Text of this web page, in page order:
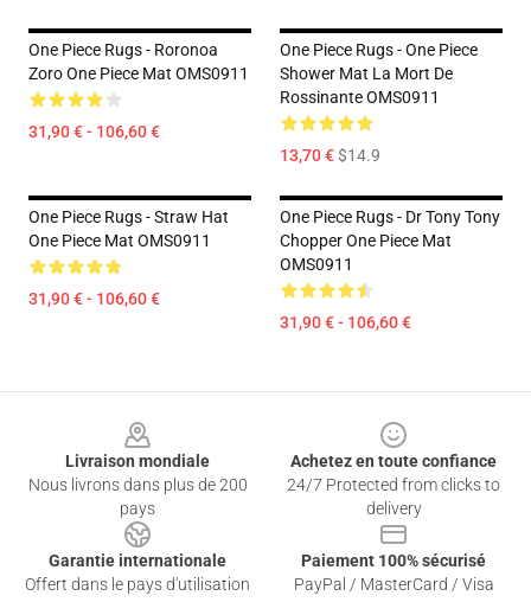
One Piece Rugs - Roronoa
Zoro One Piece Mat OMS0911
31,90 € - 106,60 €
One Piece Rugs - One Piece
Shower Mat La Mort De
Rossinante OMS0911
13,70 €$14.9
One Piece Rugs - Straw Hat
One Piece Mat OMS0911
31,90 € - 106,60 €
One Piece Rugs - Dr Tony Tony
Chopper One Piece Mat
OMS0911
31,90 € - 106,60 €
Livraison mondiale
Nous livrons dans plus de 200
pays
Achetez en toute confiance
24/7 Protected from clicks to
delivery
Garantie internationale
Offert dans le pays d'utilisation
Paiement 100% sécurisé
PayPal / MasterCard / Visa